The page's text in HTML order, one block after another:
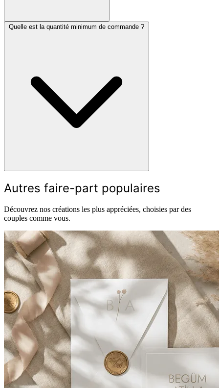
Quelle est la quantité minimum de commande ?
Autres faire-part populaires
Découvrez nos créations les plus appréciées, choisies par des
couples comme vous.